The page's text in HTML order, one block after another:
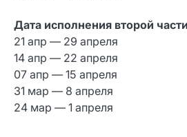
Дата исполнения второй
21 апр — 29 апреля
14 апр — 22 апреля
07 апр — 15 апреля
31 мар — 8 апреля
24 мар — 1 апреля